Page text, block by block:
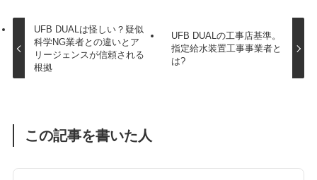
UFB DUALは怪しい？疑似
科学NG業者との違いとア
リージェンスが信頼される
根拠
UFB DUALの工事店基準。
指定給水装置工事事業者と
は?
この記事を書いた人